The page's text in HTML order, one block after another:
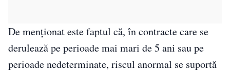
De menționat este faptul că, în contracte care se
derulează pe perioade mai mari de 5 ani sau pe
perioade nedeterminate, riscul anormal se suportă